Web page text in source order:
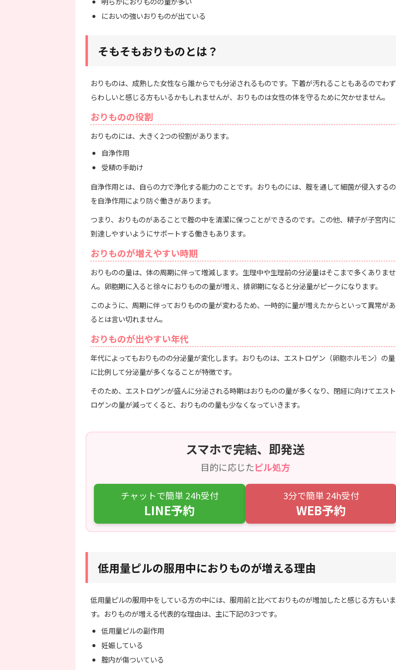
においの強いおりものが出ている
そもそもおりものとは？
おりものは、成熟した女性なら誰からでも分泌されるものです。下着が汚れることもあるのでわず
らわしいと感じる方もいるかもしれませんが、おりものは女性の体を守るために欠かせません。
おりものの役割
おりものには、大きく2つの役割があります。
自浄作用
受精の手助け
自浄作用とは、自らの力で浄化する能力のことです。おりものには、腟を通して細菌が侵入するの
を自浄作用により防ぐ働きがあります。
つまり、おりものがあることで腟の中を清潔に保つことができるのです。この他、精子が子宮内に
到達しやすいようにサポートする働きもあります。
おりものが増えやすい時期
おりものの量は、体の周期に伴って増減します。生理中や生理前の分泌量はそこまで多くありませ
ん。卵胞期に入ると徐々におりものの量が増え、排卵期になると分泌量がピークになります。
このように、周期に伴っておりものの量が変わるため、一時的に量が増えたからといって異常があ
るとは言い切れません。
おりものが出やすい年代
年代によってもおりものの分泌量が変化します。おりものは、エストロゲン（卵胞ホルモン）の量
に比例して分泌量が多くなることが特徴です。
そのため、エストロゲンが盛んに分泌される時期はおりものの量が多くなり、閉経に向けてエスト
ロゲンの量が減ってくると、おりものの量も少なくなっていきます。
スマホで完結、即発送
目的に応じたピル処方
チャットで簡単 24h受付
LINE予約
3分で簡単 24h受付
WEB予約
低用量ピルの服用中におりものが増える理由
低用量ピルの服用中をしている方の中には、服用前と比べておりものが増加したと感じる方もいま
す。おりものが増える代表的な理由は、主に下記の3つです。
低用量ピルの副作用
妊娠している
腟内が傷ついている